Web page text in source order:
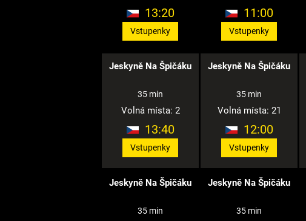
13:20
Vstupenky
11:00
Vstupenky
Jeskyně Na Špičáku
35 min
Volná místa: 2
13:40
Vstupenky
Jeskyně Na Špičáku
35 min
Volná místa: 21
12:00
Vstupenky
Jeskyně Na Špičáku
35 min
Jeskyně Na Špičáku
35 min